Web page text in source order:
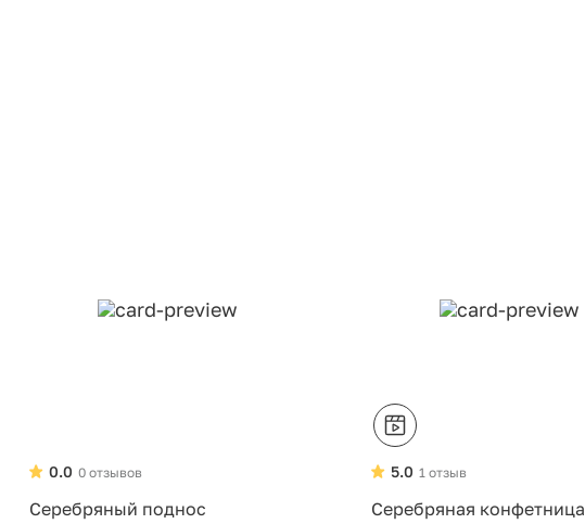
0 отзывов
0.0
Серебряный поднос
1 отзыв
5.0
Серебряная конфетница